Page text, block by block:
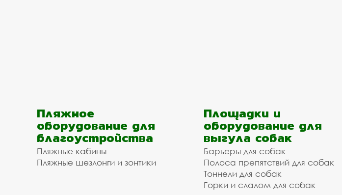
Пляжное
оборудование для
благоустройства
Пляжные кабины
Пляжные шезлонги и зонтики
Площадки и
оборудование для
выгула собак
Барьеры для собак
Полоса препятствий для собак
Тоннели для собак
Горки и слалом для собак